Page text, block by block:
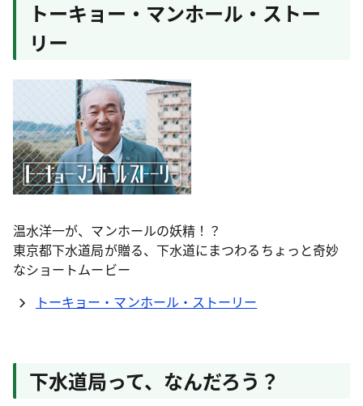
トーキョー・マンホール・ストー
リー
温水洋一が、マンホールの妖精！？
東京都下水道局が贈る、下水道にまつわるちょっと奇妙
なショートムービー
トーキョー・マンホール・ストーリー
下水道局って、なんだろう？